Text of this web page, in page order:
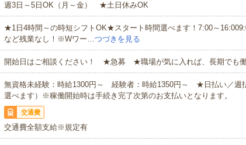
週3日～5日OK（月～金） ★土日休みOK
★1日4時間～の時短シフトOK★スタート時間選べます！7:00～
など残業なし！※Wワー…つづきを見る
開始日はご相談ください！ ★急募 ★職場が気に入れば、長期でも働
無資格未経験：時給1300円～ 経験者：時給1350円～ ★日払い／週
選べます）※稼働開始時は手続き完了次第のお支払いとなります。
交通費
交通費全額支給※規定有